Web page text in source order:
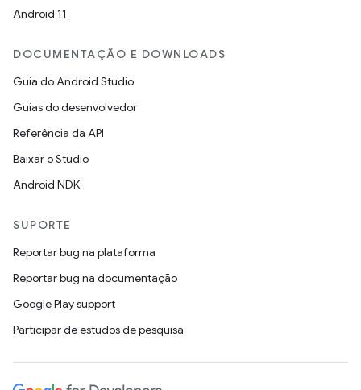
Android 11
DOCUMENTAÇÃO E DOWNLOADS
Guia do Android Studio
Guias do desenvolvedor
Referência da API
Baixar o Studio
Android NDK
SUPORTE
Reportar bug na plataforma
Reportar bug na documentação
Google Play support
Participar de estudos de pesquisa